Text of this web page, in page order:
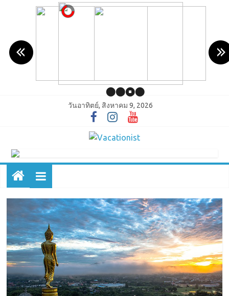
วันอาทิตย์, สิงหาคม 9, 2026